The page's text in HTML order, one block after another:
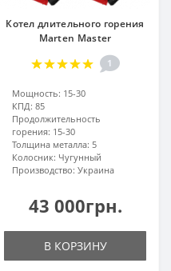
Котел длительного горения
Marten Master
1
Мощность: 15-30
КПД: 85
Продолжительность
горения: 15-30
Толщина металла: 5
Колосник: Чугунный
Производство: Украина
43 000грн.
В КОРЗИНУ